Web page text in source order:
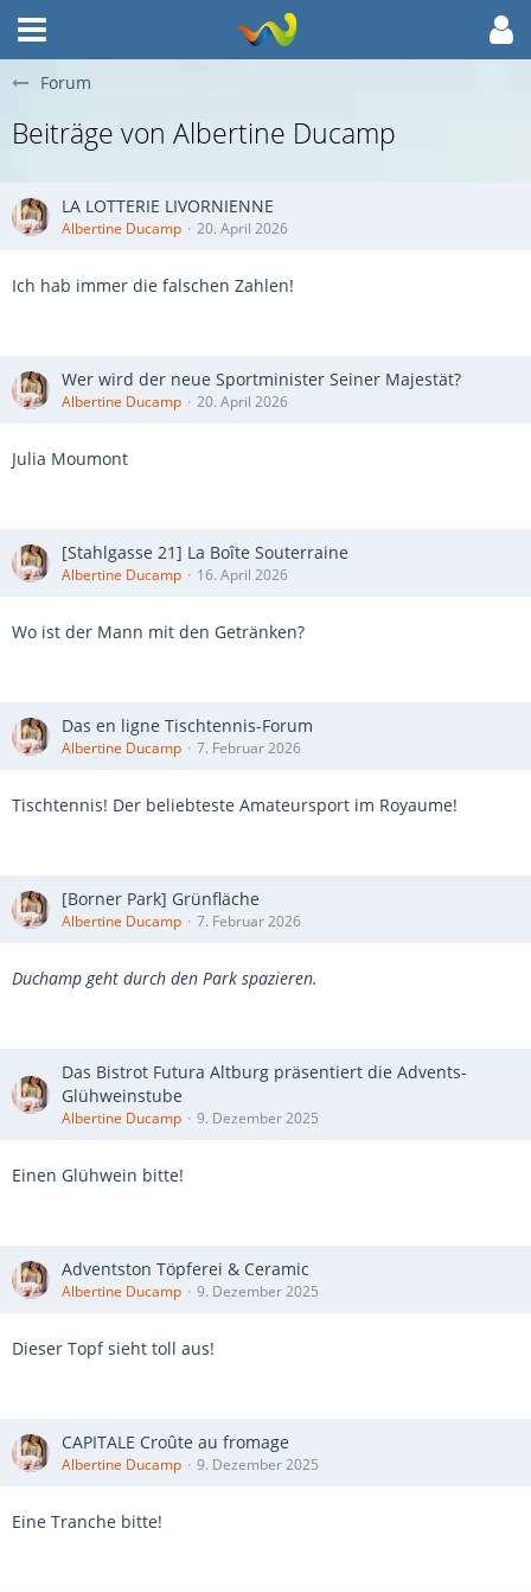
Forum
Beiträge von Albertine Ducamp
LA LOTTERIE LIVORNIENNE
Albertine Ducamp 20. April 2026
Ich hab immer die falschen Zahlen!
Wer wird der neue Sportminister Seiner Majestät?
Albertine Ducamp 20. April 2026
Julia Moumont
[Stahlgasse 21] La Boîte Souterraine
Albertine Ducamp 16. April 2026
Wo ist der Mann mit den Getränken?
Das en ligne Tischtennis-Forum
Albertine Ducamp 7. Februar 2026
Tischtennis! Der beliebteste Amateursport im Royaume!
[Borner Park] Grünfläche
Albertine Ducamp 7. Februar 2026
Duchamp geht durch den Park spazieren.
Das Bistrot Futura Altburg präsentiert die Advents-
Glühweinstube
Albertine Ducamp 9. Dezember 2025
Einen Glühwein bitte!
Adventston Töpferei & Ceramic
Albertine Ducamp 9. Dezember 2025
Dieser Topf sieht toll aus!
CAPITALE Croûte au fromage
Albertine Ducamp 9. Dezember 2025
Eine Tranche bitte!